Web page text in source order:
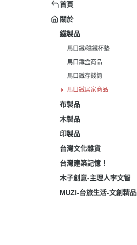
首頁
關於
鐵製品
馬口鐵/磁鐵杯墊
馬口鐵盒商品
馬口鐵存錢筒
馬口鐵居家商品
布製品
木製品
印製品
台灣文化雜貨
台灣建築記憶！
木子創意-主理人李文智
MUZI-台旅生活-文創精品